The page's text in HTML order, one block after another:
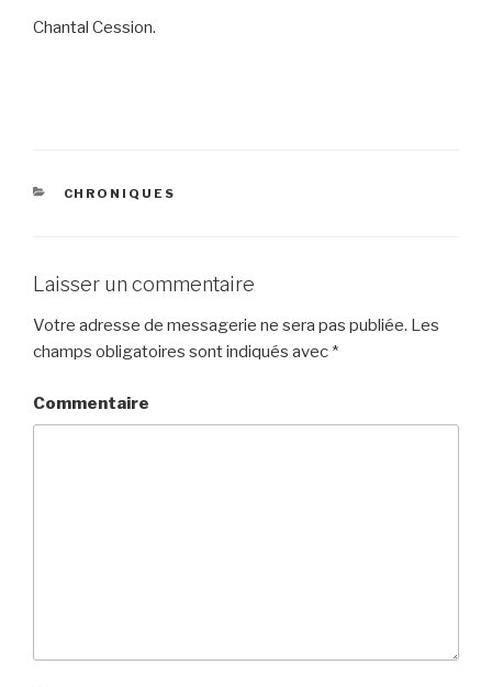
Chantal Cession.
CATÉGORIES
CHRONIQUES
Laisser un commentaire
Votre adresse de messagerie ne sera pas publiée. Les
champs obligatoires sont indiqués avec *
Commentaire